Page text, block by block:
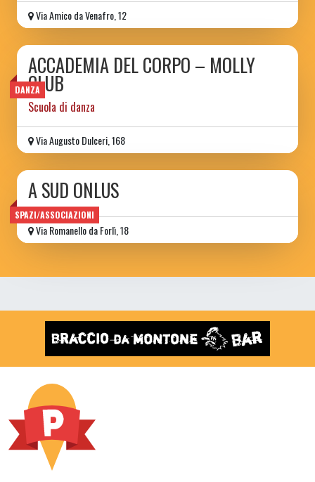
Via Amico da Venafro, 12
DANZA
ACCADEMIA DEL CORPO – MOLLY
CLUB
Scuola di danza
Via Augusto Dulceri, 168
SPAZI/ASSOCIAZIONI
A SUD ONLUS
Via Romanello da Forlì, 18